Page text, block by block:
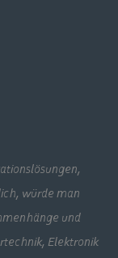
würde man
und
Elektronik